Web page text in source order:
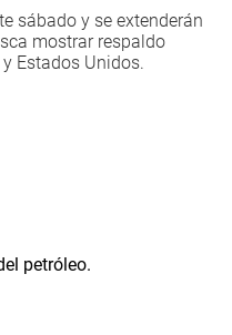
sábado y se extenderán
mostrar respaldo
Estados Unidos.